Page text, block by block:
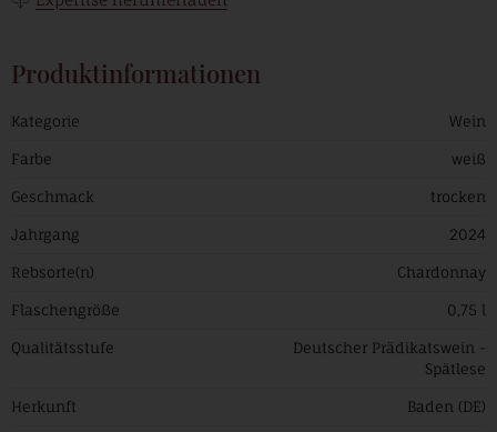
Produktinformationen
Kategorie Wein
Farbe weiß
Geschmack trocken
Jahrgang 2024
Rebsorte(n) Chardonnay
Flaschengröße 0,75 l
Qualitätsstufe
Deutscher Prädikatswein -
Spätlese
Herkunft Baden (DE)